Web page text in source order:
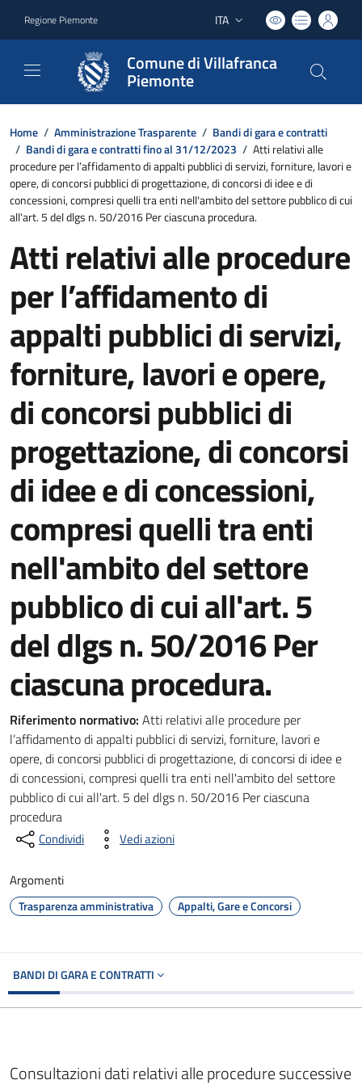
Regione Piemonte Lingua attiva:
ITA
Comune di Villafranca
Piemonte
Home / Amministrazione Trasparente / Bandi di gara e contratti
/ Bandi di gara e contratti fino al 31/12/2023 / Atti relativi alle
procedure per l’affidamento di appalti pubblici di servizi, forniture, lavori e
opere, di concorsi pubblici di progettazione, di concorsi di idee e di
concessioni, compresi quelli tra enti nell'ambito del settore pubblico di cui
all'art. 5 del dlgs n. 50/2016 Per ciascuna procedura.
Atti relativi alle procedure
per l’affidamento di
appalti pubblici di servizi,
forniture, lavori e opere,
di concorsi pubblici di
progettazione, di concorsi
di idee e di concessioni,
compresi quelli tra enti
nell'ambito del settore
pubblico di cui all'art. 5
del dlgs n. 50/2016 Per
ciascuna procedura.
Riferimento normativo: Atti relativi alle procedure per
l’affidamento di appalti pubblici di servizi, forniture, lavori e
opere, di concorsi pubblici di progettazione, di concorsi di idee e
di concessioni, compresi quelli tra enti nell'ambito del settore
pubblico di cui all'art. 5 del dlgs n. 50/2016 Per ciascuna
procedura
Condividi Vedi azioni
Argomenti
Trasparenza amministrativa Appalti, Gare e Concorsi
BANDI DI GARA E CONTRATTI
Consultazioni dati relativi alle procedure successive